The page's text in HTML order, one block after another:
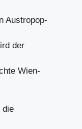
Austropop-
der
Wien-
die